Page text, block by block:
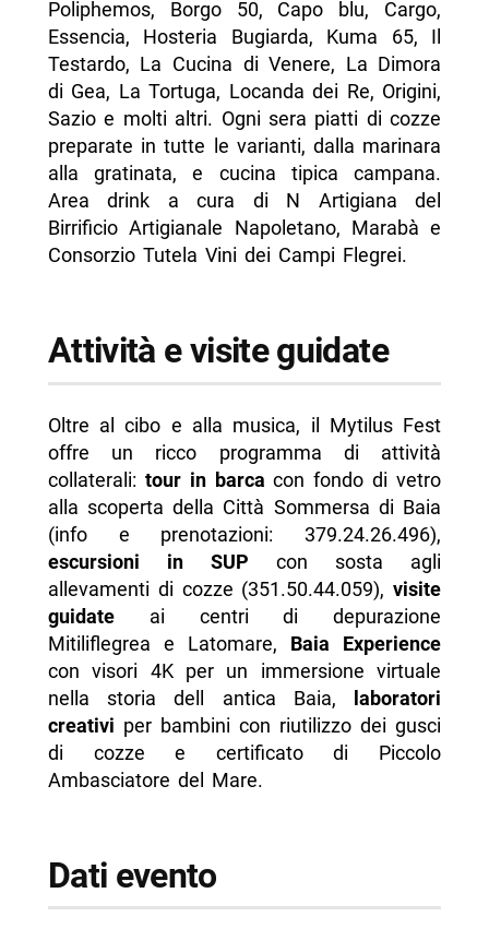
Poliphemos, Borgo 50, Capo blu, Cargo,
Essencia, Hosteria Bugiarda, Kuma 65, Il
Testardo, La Cucina di Venere, La Dimora
di Gea, La Tortuga, Locanda dei Re, Origini,
Sazio e molti altri. Ogni sera piatti di cozze
preparate in tutte le varianti, dalla marinara
alla gratinata, e cucina tipica campana.
Area drink a cura di N Artigiana del
Birrificio Artigianale Napoletano, Marabà e
Consorzio Tutela Vini dei Campi Flegrei.
Attività e visite guidate
Oltre al cibo e alla musica, il Mytilus Fest
offre un ricco programma di attività
collaterali: tour in barca con fondo di vetro
alla scoperta della Città Sommersa di Baia
(info e prenotazioni: 379.24.26.496),
escursioni in SUP con sosta agli
allevamenti di cozze (351.50.44.059),visite
guidateai centri di depurazione
Mitiliflegrea e Latomare, Baia Experience
con visori 4K per un immersione virtuale
nella storia dell antica Baia, laboratori
creativi per bambini con riutilizzo dei gusci
di cozze e certificato di Piccolo
Ambasciatore del Mare.
Dati evento